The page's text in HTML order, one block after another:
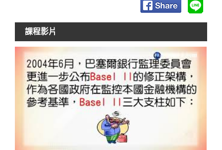
課程影片